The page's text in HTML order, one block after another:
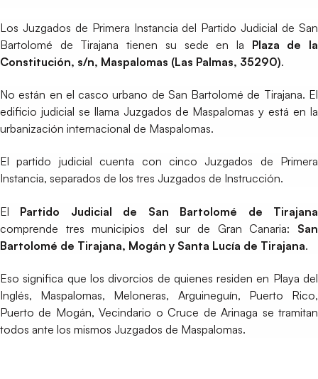
Los Juzgados de Primera Instancia del Partido Judicial de San
Bartolomé de Tirajana tienen su sede en la Plaza de la
Constitución, s/n, Maspalomas (Las Palmas, 35290).
No están en el casco urbano de San Bartolomé de Tirajana. El
edificio judicial se llama Juzgados de Maspalomas y está en la
urbanización internacional de Maspalomas.
El partido judicial cuenta con cinco Juzgados de Primera
Instancia, separados de los tres Juzgados de Instrucción.
El Partido Judicial de San Bartolomé de Tirajana
comprende tres municipios del sur de Gran Canaria: San
Bartolomé de Tirajana, Mogán y Santa Lucía de Tirajana.
Eso significa que los divorcios de quienes residen en Playa del
Inglés, Maspalomas, Meloneras, Arguineguín, Puerto Rico,
Puerto de Mogán, Vecindario o Cruce de Arinaga se tramitan
todos ante los mismos Juzgados de Maspalomas.